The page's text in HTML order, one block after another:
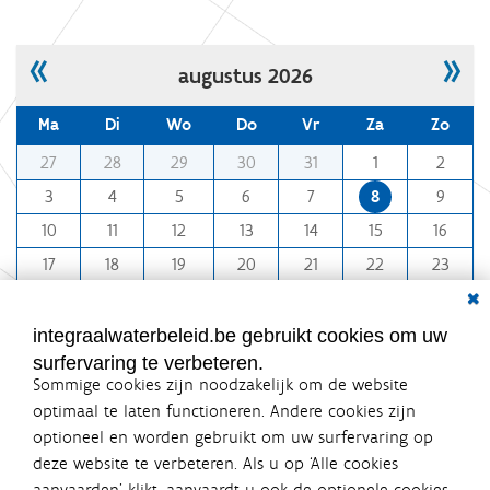
d
e
v
o
l
l
e
d
i
g
e
r
g
a
e
v
« augustus 2026 »
o
-
Ma Di Wo Do Vr Za
Zo
27
28 29 30 31 1
2
3
4 5 6 7 8
9
10
11 12 13 14 15
16
17
18 19 20 21 22
23
31
1 2 3 4 5 6
integraalwaterbeleid.be gebruikt cookies om uw
surfervaring te verbeteren.
Sommige cookies zijn noodzakelijk om de website
optimaal te laten functioneren. Andere cookies zijn
optioneel en worden gebruikt om uw surfervaring op
deze website te verbeteren. Als u op ‘Alle cookies
Integraalwaterbeleid.be is een
officiële website van de Vlaamse